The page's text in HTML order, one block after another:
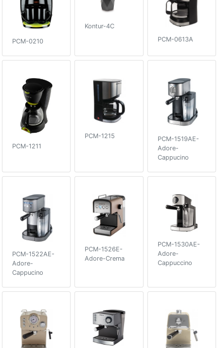
PCM-0210
Kontur-4C
PCM-0613A
PCM-1211
PCM-1215
PCM-1519AE-
Adore-
Cappucino
PCM-1522AE-
Adore-
Cappucino
PCM-1526E-
Adore-Crema
PCM-1530AE-
Adore-
Cappuccino